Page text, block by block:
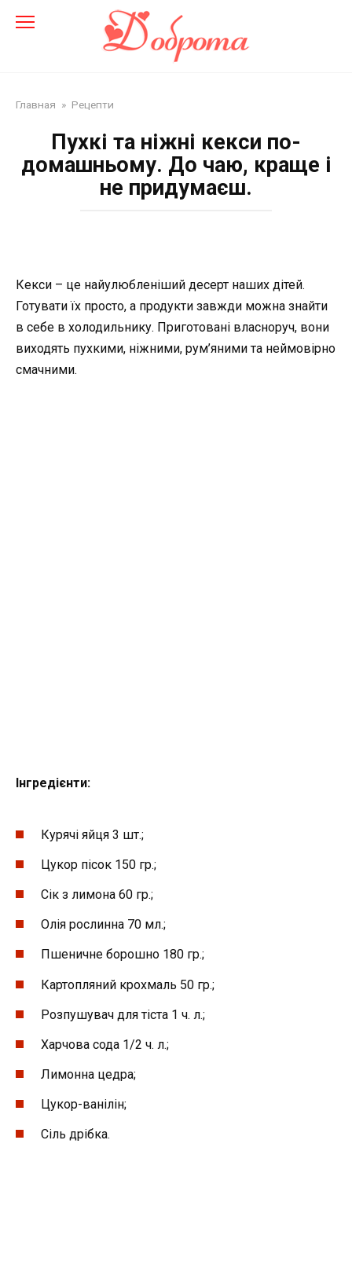
Главная » Рецепти
Пухкі та ніжні кекси по-
домашньому. До чаю, краще і
не придумаєш.
Кекси – це найулюбленіший десерт наших дітей.
Готувати їх просто, а продукти завжди можна знайти
в себе в холодильнику. Приготовані власноруч, вони
виходять пухкими, ніжними, рум’яними та неймовірно
смачними.
Інгредієнти:
Курячі яйця 3 шт.;
Цукор пісок 150 гр.;
Сік з лимона 60 гр.;
Олія рослинна 70 мл.;
Пшеничне борошно 180 гр.;
Картопляний крохмаль 50 гр.;
Розпушувач для тіста 1 ч. л.;
Харчова сода 1/2 ч. л.;
Лимонна цедра;
Цукор-ванілін;
Сіль дрібка.